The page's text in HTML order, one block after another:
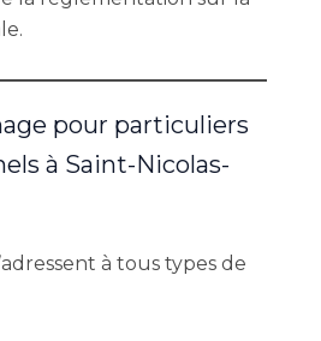
pour particuliers
à Saint-Nicolas-
à tous types de